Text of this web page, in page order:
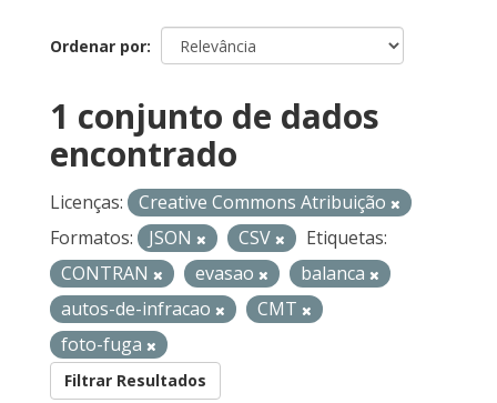
Ordenar por
1 conjunto de dados
encontrado
Licenças:
Creative Commons Atribuição
Formatos:
JSON CSV
Etiquetas:
CONTRAN
evasao
balanca
autos-de-infracao
CMT
foto-fuga
Filtrar Resultados